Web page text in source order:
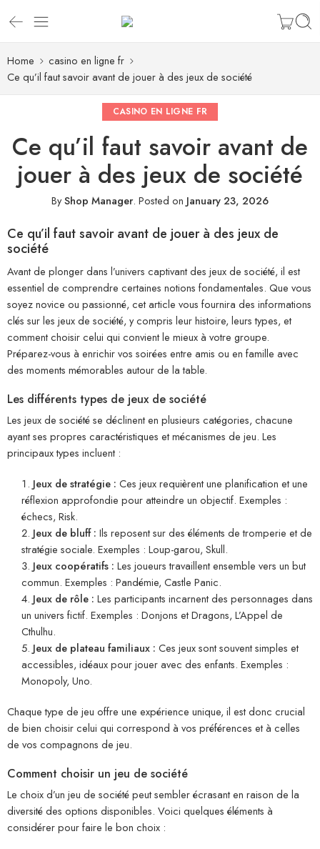
Home
casino en ligne fr
Ce qu’il faut savoir avant de jouer à des jeux de société
CASINO EN LIGNE FR
Ce qu’il faut savoir avant de
jouer à des jeux de société
ByShop Manager. Posted on January 23, 2026
Ce qu’il faut savoir avant de jouer à des jeux de
société
Avant de plonger dans l’univers captivant des jeux de société, il est
essentiel de comprendre certaines notions fondamentales. Que vous
soyez novice ou passionné, cet article vous fournira des informations
clés sur les jeux de société, y compris leur histoire, leurs types, et
comment choisir celui qui convient le mieux à votre groupe.
Préparez-vous à enrichir vos soirées entre amis ou en famille avec
des moments mémorables autour de la table.
Les différents types de jeux de société
Les jeux de société se déclinent en plusieurs catégories, chacune
ayant ses propres caractéristiques et mécanismes de jeu. Les
principaux types incluent :
Jeux de stratégie : Ces jeux requièrent une planification et une
réflexion approfondie pour atteindre un objectif. Exemples :
échecs, Risk.
Jeux de bluff : Ils reposent sur des éléments de tromperie et de
stratégie sociale. Exemples : Loup-garou, Skull.
Jeux coopératifs : Les joueurs travaillent ensemble vers un but
commun. Exemples : Pandémie, Castle Panic.
Jeux de rôle : Les participants incarnent des personnages dans
un univers fictif. Exemples : Donjons et Dragons, L’Appel de
Cthulhu.
Jeux de plateau familiaux : Ces jeux sont souvent simples et
accessibles, idéaux pour jouer avec des enfants. Exemples :
Monopoly, Uno.
Chaque type de jeu offre une expérience unique, il est donc crucial
de bien choisir celui qui correspond à vos préférences et à celles
de vos compagnons de jeu.
Comment choisir un jeu de société
Le choix d’un jeu de société peut sembler écrasant en raison de la
diversité des options disponibles. Voici quelques éléments à
considérer pour faire le bon choix :